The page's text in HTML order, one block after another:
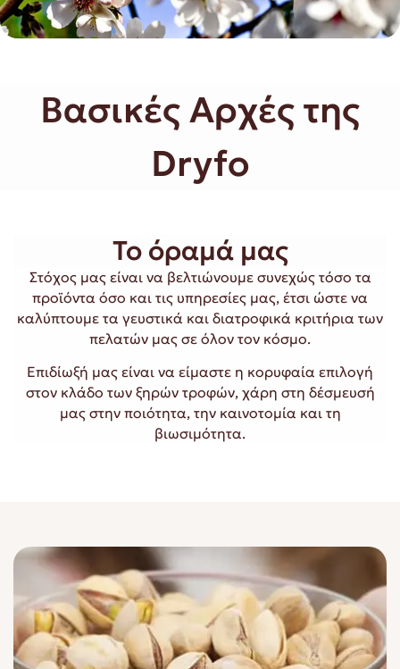
Βασικές Αρχές της
Dryfo
Το όραμά μας
Στόχος μας είναι να βελτιώνουμε συνεχώς τόσο τα
προϊόντα όσο και τις υπηρεσίες μας, έτσι ώστε να
καλύπτουμε τα γευστικά και διατροφικά κριτήρια των
πελατών μας σε όλον τον κόσμο.
Επιδίωξή μας είναι να είμαστε η κορυφαία επιλογή
στον κλάδο των ξηρών τροφών, χάρη στη δέσμευσή
μας στην ποιότητα, την καινοτομία και τη
βιωσιμότητα.